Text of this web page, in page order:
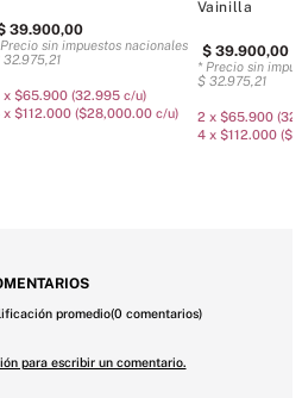
39.900,00
sin impuestos nacionales
32.975,21
x $65.900 (32.995 c/u)
x $112.000 ($28,000.00 c/u)
Vainilla
$ 39.900,00
* Precio sin
$ 32.975,21
2 x $65.900
4 x $112.000
promedio(0 comentarios)
para escribir un comentario.